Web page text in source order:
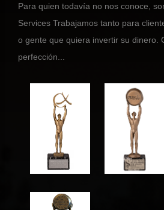
Para quien todavía no nos conoce,
Services Trabajamos tanto para
o gente que quiera invertir su dinero.
perfección...